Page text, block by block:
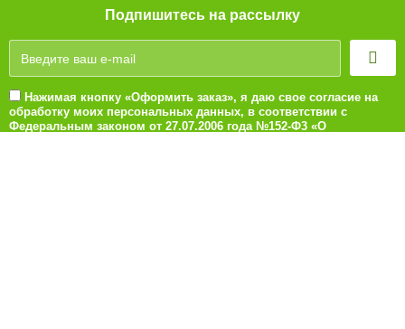
Подпишитесь на рассылку
Нажимая кнопку «Оформить заказ», я даю свое согласие на
обработку моих персональных данных, в соответствии с
Федеральным законом от 27.07.2006 года №152-Ф3 «О